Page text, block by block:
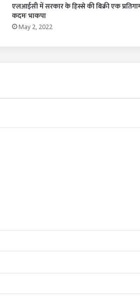
एलआईसी में सरकार के हिस्से की बिक्री एक
कदमः भाकपा
May 2, 2022